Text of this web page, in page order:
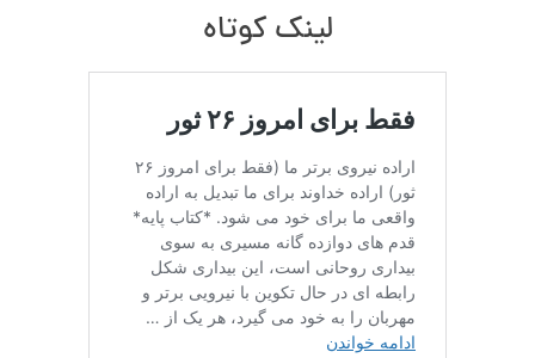
لینک کوتاه